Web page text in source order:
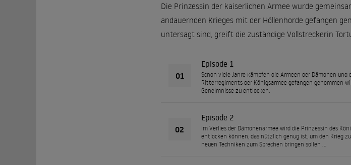
Die Prinzessin der kaiserlichen Armee wurde
andauernden Krieges mit der Höllenhorde gefangen
untersagt sind, greift die zuständige Vollstreckerin
01
Episode 1
Schon viele Jahre kämpfen die Armeen der Dämonen
Ritterregiments der Königsarmee gefangen genommen
Geheimnisse zu entlocken.
02
Episode 2
Im Verlies der Dämonenarmee wird die Prinzessin des
entlocken können, das nützlich genug ist, um den Krieg
neuen Techniken zum Sprechen bringen sollen …